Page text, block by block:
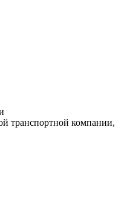
транспортной компании,